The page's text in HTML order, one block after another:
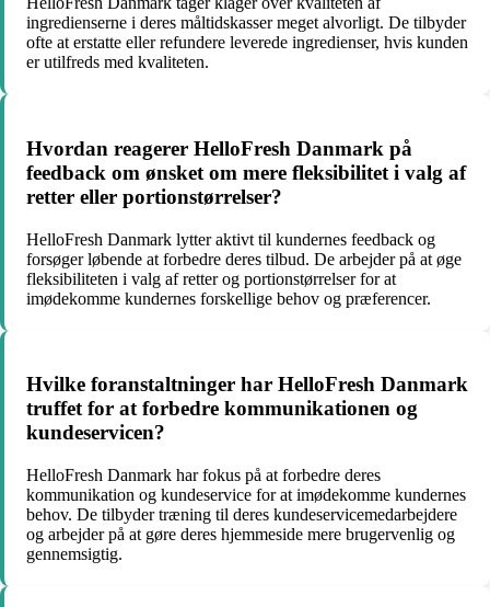
ingredienserne i deres måltidskasser meget alvorligt. De tilbyder
ofte at erstatte eller refundere leverede ingredienser, hvis kunden
er utilfreds med kvaliteten.
Hvordan reagerer HelloFresh Danmark på
feedback om ønsket om mere fleksibilitet i valg af
retter eller portionstørrelser?
HelloFresh Danmark lytter aktivt til kundernes feedback og
forsøger løbende at forbedre deres tilbud. De arbejder på at øge
fleksibiliteten i valg af retter og portionstørrelser for at
imødekomme kundernes forskellige behov og præferencer.
Hvilke foranstaltninger har HelloFresh Danmark
truffet for at forbedre kommunikationen og
kundeservicen?
HelloFresh Danmark har fokus på at forbedre deres
kommunikation og kundeservice for at imødekomme kundernes
behov. De tilbyder træning til deres kundeservicemedarbejdere
og arbejder på at gøre deres hjemmeside mere brugervenlig og
gennemsigtig.